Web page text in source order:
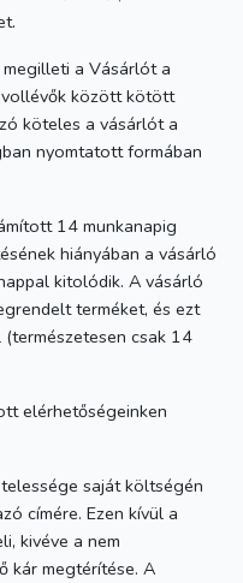
a Vásárlót a
között kötött
köteles a vásárlót a
nyomtatott formában
14 munkanapig
hiányában a vásárló
kitolódik. A vásárló
terméket, és ezt
csak 14
elérhetőségeinken
saját költségén
címére. Ezen kívül a
kivéve a nem
kár megtérítése. A